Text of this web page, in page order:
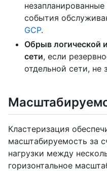
события
GCP.
Обрыв логической
сети, если
отдельной сети, не
Кластеризация
масштабируемость за
нагрузки между
горизонтальное